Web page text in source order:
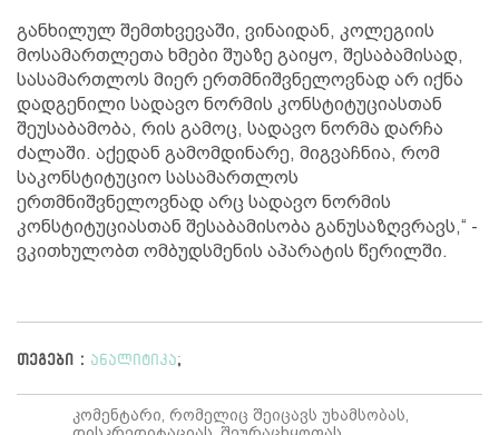
განხილულ შემთხვევაში, ვინაიდან, კოლეგიის
მოსამართლეთა ხმები შუაზე გაიყო, შესაბამისად,
სასამართლოს მიერ ერთმნიშვნელოვნად არ იქნა
დადგენილი სადავო ნორმის კონსტიტუციასთან
შეუსაბამობა, რის გამოც, სადავო ნორმა დარჩა
ძალაში. აქედან გამომდინარე, მიგვაჩნია, რომ
საკონსტიტუციო სასამართლოს
ერთმნიშვნელოვნად არც სადავო ნორმის
კონსტიტუციასთან შესაბამისობა განუსაზღვრავს,“ -
ვკითხულობთ ომბუდსმენის აპარატის წერილში.
თეგები : ანალიტიკა ;
კომენტარი, რომელიც შეიცავს უხამსობას,